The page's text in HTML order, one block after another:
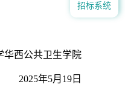
华西公共卫生学院
年5月 19 日
招标系统